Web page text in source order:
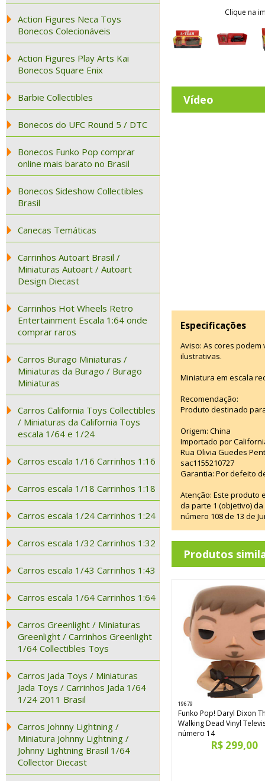
Action Figures Neca Toys
Bonecos Colecionáveis
Action Figures Play Arts Kai
Bonecos Square Enix
Barbie Collectibles
Bonecos do UFC Round 5 / DTC
Bonecos Funko Pop comprar
online mais barato no Brasil
Bonecos Sideshow Collectibles
Brasil
Canecas Temáticas
Carrinhos Autoart Brasil /
Miniaturas Autoart / Autoart
Design Diecast
Carrinhos Hot Wheels Retro
Entertainment Escala 1:64 onde
comprar raros
Carros Burago Miniaturas /
Miniaturas da Burago / Burago
Miniaturas
Carros California Toys Collectibles
/ Miniaturas da California Toys
escala 1/64 e 1/24
Carros escala 1/16 Carrinhos 1:16
Carros escala 1/18 Carrinhos 1:18
Carros escala 1/24 Carrinhos 1:24
Carros escala 1/32 Carrinhos 1:32
Carros escala 1/43 Carrinhos 1:43
Carros escala 1/64 Carrinhos 1:64
Carros Greenlight / Miniaturas
Greenlight / Carrinhos Greenlight
1/64 Collectibles Toys
Carros Jada Toys / Miniaturas
Jada Toys / Carrinhos Jada 1/64
1/24 2011 Brasil
Carros Johnny Lightning /
Miniatura Johnny Lightning /
Johnny Lightning Brasil 1/64
Collector Diecast
Clique na
Vídeo
Especificações
Aviso: As cores
ilustrativas.
Miniatura em escala
Recomendação:
Produto destinado
Origem: China
Importado por
Rua Olivia Guedes
sac1155210727
Garantia: Por defeito
Atenção: Este produto
da parte 1 (objetivo)
número 108 de 13 de
Produtos
19679
Funko Pop! Daryl Dixon
Walking Dead Vinyl
número 14
R$ 299,00